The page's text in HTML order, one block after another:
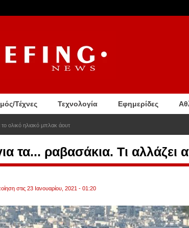
Τέχνες Τεχνολογία Εφημερίδες
ολικό ηλιακό μπλακ άουτ
τα... ραβασάκια. Τι αλλάζει
στις 23 Ιανουαρίου, 2021 - 01:20